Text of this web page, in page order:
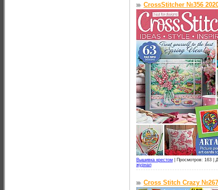
CrossStitcher №356
Вышивка крестом Просмотров: 163 |
журнал
Cross Stitch Crazy